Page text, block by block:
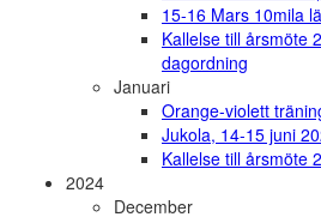
15-16 Mars 10mila
Kallelse till årsmöte
dagordning
Januari
Orange-violett
Jukola, 14-15 juni
Kallelse till årsmöte
2024
December